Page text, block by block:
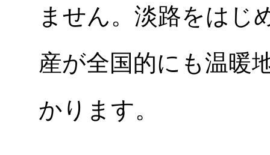
ません。淡路をはじ
産が全国的にも温暖
かります。